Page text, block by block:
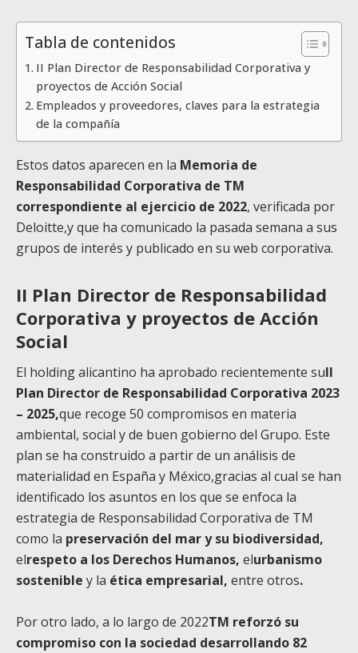
Tabla de contenidos
II Plan Director de Responsabilidad Corporativa y
proyectos de Acción Social
Empleados y proveedores, claves para la estrategia
de la compañía
Estos datos aparecen en la Memoria de
Responsabilidad Corporativa de TM
correspondiente al ejercicio de 2022, verificada por
Deloitte,y que ha comunicado la pasada semana a sus
grupos de interés y publicado en su web corporativa.
II Plan Director de Responsabilidad
Corporativa y proyectos de Acción
Social
El holding alicantino ha aprobado recientemente suII
Plan Director de Responsabilidad Corporativa 2023
– 2025,que recoge 50 compromisos en materia
ambiental, social y de buen gobierno del Grupo. Este
plan se ha construido a partir de un análisis de
materialidad en España y México,gracias al cual se han
identificado los asuntos en los que se enfoca la
estrategia de Responsabilidad Corporativa de TM
como la preservación del mar y su biodiversidad,
elrespeto a los Derechos Humanos, elurbanismo
sostenible y la ética empresarial, entre otros.
Por otro lado, a lo largo de 2022TM reforzó su
compromiso con la sociedad desarrollando 82